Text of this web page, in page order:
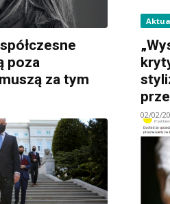
poza
za tym
02/02/